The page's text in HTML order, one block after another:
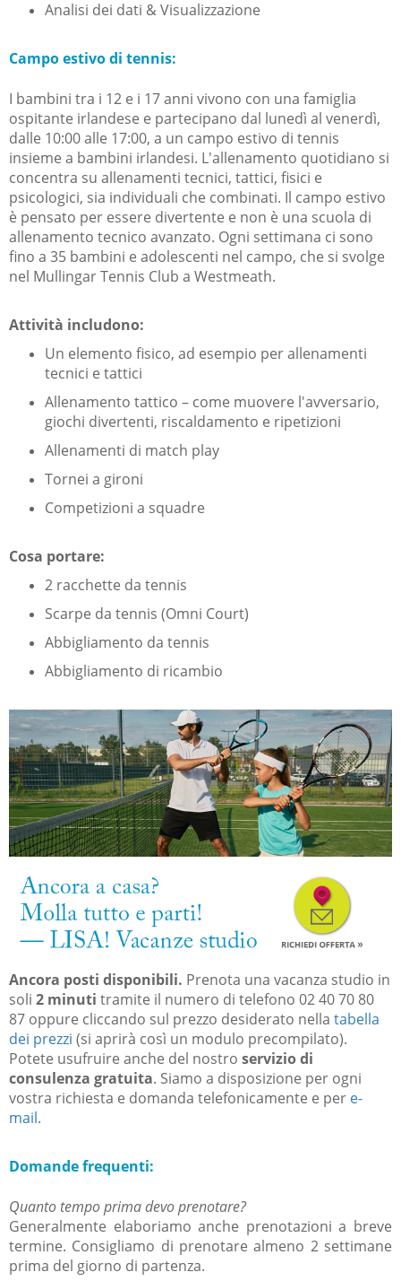
Analisi dei dati & Visualizzazione
Campo estivo di tennis:
I bambini tra i 12 e i 17 anni vivono con una famiglia
ospitante irlandese e partecipano dal lunedì al venerdì,
dalle 10:00 alle 17:00, a un campo estivo di tennis
insieme a bambini irlandesi. L'allenamento quotidiano si
concentra su allenamenti tecnici, tattici, fisici e
psicologici, sia individuali che combinati. Il campo estivo
è pensato per essere divertente e non è una scuola di
allenamento tecnico avanzato. Ogni settimana ci sono
fino a 35 bambini e adolescenti nel campo, che si svolge
nel Mullingar Tennis Club a Westmeath.
Attività includono:
Un elemento fisico, ad esempio per allenamenti
tecnici e tattici
Allenamento tattico – come muovere l'avversario,
giochi divertenti, riscaldamento e ripetizioni
Allenamenti di match play
Tornei a gironi
Competizioni a squadre
Cosa portare:
2 racchette da tennis
Scarpe da tennis (Omni Court)
Abbigliamento da tennis
Abbigliamento di ricambio
Ancora posti disponibili. Prenota una vacanza studio in
soli 2 minuti tramite il numero di telefono 02 40 70 80
87 oppure cliccando sul prezzo desiderato nella tabella
dei prezzi (si aprirà così un modulo precompilato).
Potete usufruire anche del nostro servizio di
consulenza gratuita. Siamo a disposizione per ogni
vostra richiesta e domanda telefonicamente e per e-
mail.
Domande frequenti:
Quanto tempo prima devo prenotare?
Generalmente elaboriamo anche prenotazioni a breve
termine. Consigliamo di prenotare almeno 2 settimane
prima del giorno di partenza.